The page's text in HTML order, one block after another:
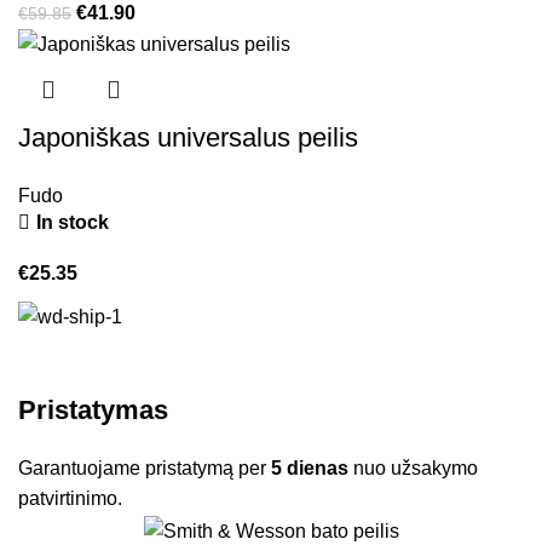
€59.85 €41.90
Japoniškas universalus peilis
Fudo
In stock
€25.35
Pristatymas
Garantuojame pristatymą per5 dienas nuo užsakymo
patvirtinimo.